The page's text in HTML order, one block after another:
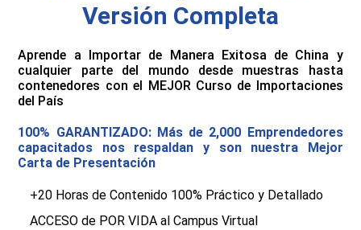
Versión Completa
Aprende a Importar de Manera Exitosa de China y
cualquier parte del mundo desde muestras hasta
contenedores con el MEJOR Curso de Importaciones
del País
100% GARANTIZADO: Más de 2,000 Emprendedores
capacitados nos respaldan y son nuestra Mejor
Carta de Presentación
+20 Horas de Contenido 100% Práctico y Detallado
ACCESO de POR VIDA al Campus Virtual